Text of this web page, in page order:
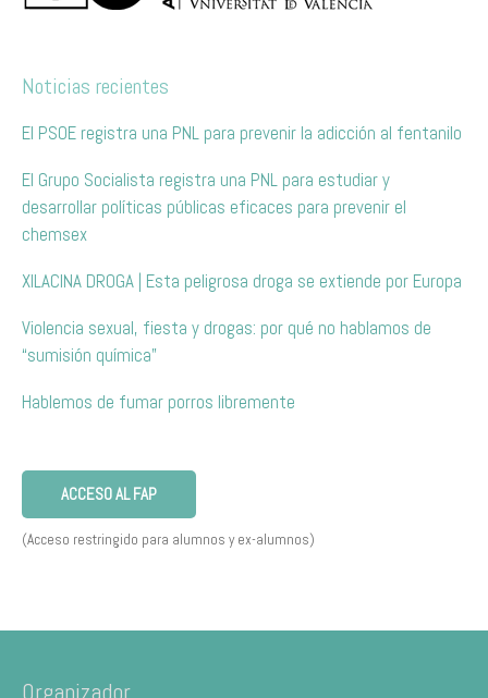
Noticias recientes
El PSOE registra una PNL para prevenir la adicción al fentanilo
El Grupo Socialista registra una PNL para estudiar y
desarrollar políticas públicas eficaces para prevenir el
chemsex
XILACINA DROGA | Esta peligrosa droga se extiende por Europa
Violencia sexual, fiesta y drogas: por qué no hablamos de
“sumisión química”
Hablemos de fumar porros libremente
ACCESO AL FAP
(Acceso restringido para alumnos y ex-alumnos)
Organizador